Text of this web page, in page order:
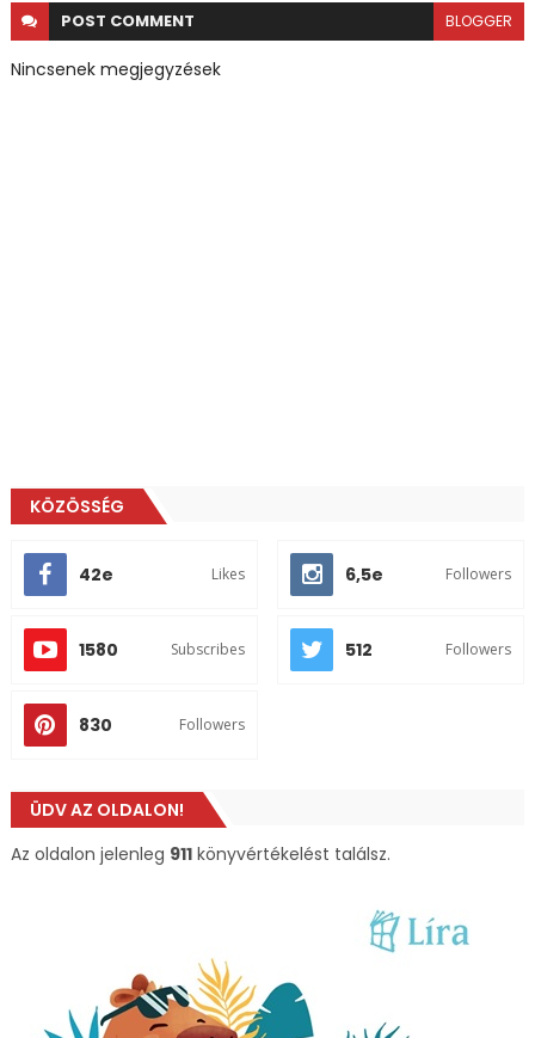
POST COMMENT BLOGGER
Nincsenek megjegyzések
KÖZÖSSÉG
42e Likes 6,5e Followers
1580 Subscribes 512 Followers
830 Followers
ÜDV AZ OLDALON!
Az oldalon jelenleg 911könyvértékelést találsz.